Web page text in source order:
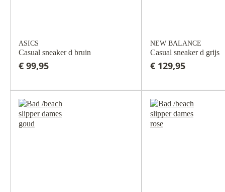
ASICS
Casual sneaker d bruin
€ 99,95
NEW BALANCE
Casual sneaker d grijs
€ 129,95